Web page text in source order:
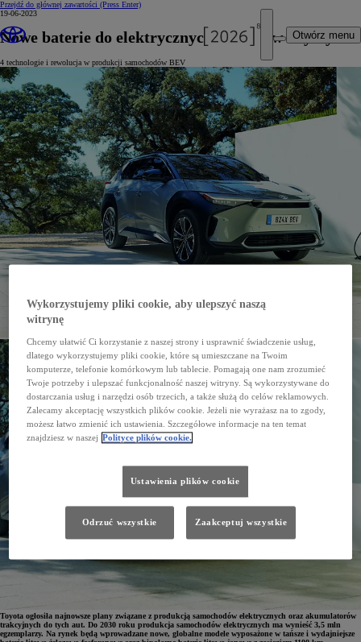
Przejdź do głównej zawartości (Press Enter)
Otwórz menu
19-06-2023
Nowe baterie do elektrycznych pojazdów Toyoty
4 technologie i rewolucja w produkcji samochodów BEV
Toyota ogłosiła najnowsze plany związane z produkcją samochodów elektrycznych oraz akumulatorów
trakcyjnych do tych aut. Do 2030 roku produkcja samochodów elektrycznych ma wynieść 3,5 mln
egzemplarzy. Na rynek będą wprowadzane nowe, globalne modele wyposażone w tańsze i wydajniejsze
Wykorzystujemy pliki cookie, aby ulepszyć naszą
witrynę
Chcemy ułatwić Ci korzystanie z naszej strony i usprawnić świadczenie usług,
dlatego wykorzystujemy pliki cookie, które są umieszczane na Twoim
komputerze, telefonie komórkowym lub tablecie. Pomagają one nam zrozumieć
Twoje potrzeby i ulepszać funkcjonalność naszej witryny. Są wykorzystywane do
dostarczania usług i narzędzi osób trzecich, a także służą do celów reklamowych.
Zalecamy akceptację wszystkich plików cookie. Jeżeli nie wyrażasz na to zgody,
możesz łatwo zmienić ich ustawienia. Szczegółowe informacje na ten temat
znajdziesz w naszej Polityce plików cookie.
Ustawienia plików cookie
Odrzuć wszystkie Zaakceptuj wszystkie